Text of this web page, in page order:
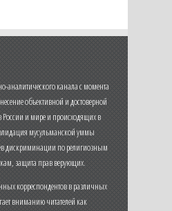
канала с момента
объективной и достоверной
и мире и происходящих в
мусульманской уммы
дискриминации по религиозным
защита прав верующих.
корреспондентов в различных
вниманию читателей как